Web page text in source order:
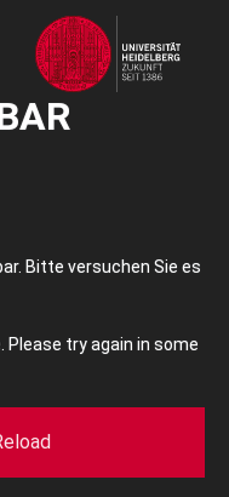
Bitte versuchen Sie es
try again in some